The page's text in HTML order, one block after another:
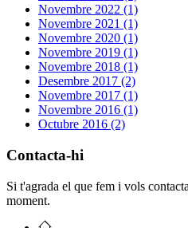
Novembre 2022 (1)
Novembre 2021 (1)
Novembre 2020 (1)
Novembre 2019 (1)
Novembre 2018 (1)
Desembre 2017 (2)
Novembre 2017 (1)
Novembre 2016 (1)
Octubre 2016 (2)
Contacta-hi
Si t'agrada el que fem i vols
moment.